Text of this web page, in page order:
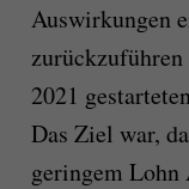
Auswirkungen
2021
Das Ziel war,
geringem Lohn